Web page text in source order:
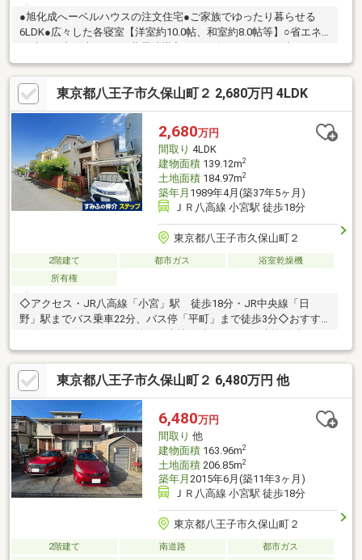
●旭化成へーベルハウスの注文住宅●ご家族でゆったり暮らせる
6LDK●広々した各寝室【洋室約10.0帖、和室約8.0帖等】○省エネ
た電力を蓄電池に貯め、夜間等に使用できます○外壁・屋根の塗
装・防水加工済み（2023年1月）＊住み心地の良い緑豊かな住宅
街＊ショッピングモール『イオン八王子滝山』2026年6月末開業
予定 （八王子市滝山町・物件から約2690m） ■内装リフォー
ム■・システムキッチン交換・トイレ交換（1、2F）・洗面台交
換 ・浴室交換・全室クロス張替・全洋室フローリング張替・全
和室畳張替 等［2022年12月完成］
東京都八王子市久保山町２ 2,680万円 4LDK
2,680万円
間取り 4LDK
建物面積139.12m2
土地面積184.97m2
築年月 1989年4月(築37年5ヶ月)
ＪＲ八高線 小宮駅 徒歩18分
東京都八王子市久保山町２
2階建て 都市ガス
浴室乾燥機
所有権
◇アクセス・JR八高線「小宮」駅 徒歩18分・JR中央線「日
野」駅までバス乗車22分、バス停「平町」まで徒歩3分◇おすす
めポイント・４ＬＤＫ＋納戸・土地面積184.97㎡・建物面積
139.12㎡・第一種低層住居専用地域・閑静な住宅地・カーポート
付き駐車スペース1台分（車種による）
東京都八王子市久保山町２ 6,480万円 他
6,480万円
間取り 他
建物面積163.96m2
土地面積206.85m2
築年月 2015年6月(築11年3ヶ月)
ＪＲ八高線 小宮駅 徒歩18分
東京都八王子市久保山町２
2階建て 南道路
都市ガス